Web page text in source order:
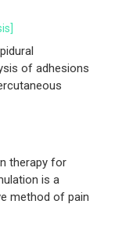
of adhesions
therapy for
is a
method of pain